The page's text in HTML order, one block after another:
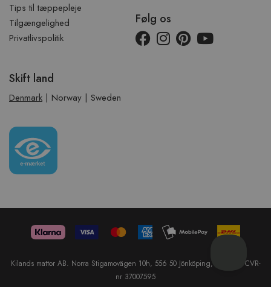
Tips til tæppepleje
Tilgængelighed
Privatlivspolitik
Følg os
Skift land
Denmark | Norway | Sweden
Kilands mattor AB. Norra Stigamovägen 10h, 556 50 Jönköping, Sweden. CVR-
nr 37007595